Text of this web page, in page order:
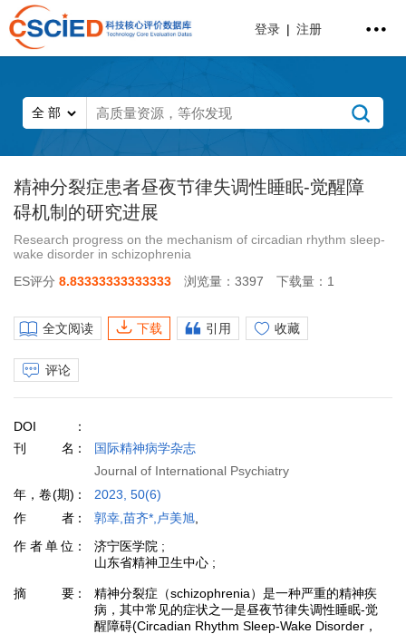
登录 | 注册
精神分裂症患者昼夜节律失调性睡眠-觉醒障
碍机制的研究进展
Research progress on the mechanism of circadian rhythm sleep-
wake disorder in schizophrenia
ES评分 8.83333333333333 浏览量：3397 下载量：1
全文阅读 下载 引用 收藏
评论
DOI
刊名
国际精神病学杂志
Journal of International Psychiatry
年，卷(期)
2023, 50(6)
作者
郭幸,苗齐*,卢美旭
作者单位
济宁医学院 ;
山东省精神卫生中心 ;
摘要
精神分裂症（schizophrenia）是一种严重的精神疾
病，其中常见的症状之一是昼夜节律失调性睡眠-觉
醒障碍(Circadian Rhythm Sleep-Wake Disorder，